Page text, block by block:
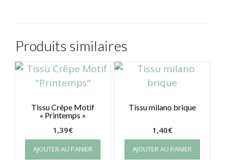
Produits similaires
Tissu Crêpe Motif
« Printemps »
1,39€
AJOUTER AU PANIER
Tissu milano brique
1,40€
AJOUTER AU PANIER